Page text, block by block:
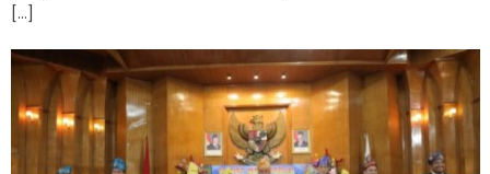
[…]